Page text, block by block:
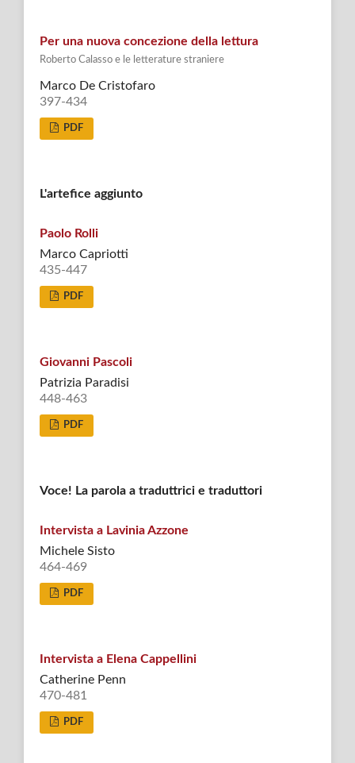
Per una nuova concezione della lettura
Roberto Calasso e le letterature straniere
Marco De Cristofaro
397-434
PDF
L'artefice aggiunto
Paolo Rolli
Marco Capriotti
435-447
PDF
Giovanni Pascoli
Patrizia Paradisi
448-463
PDF
Voce! La parola a traduttrici e traduttori
Intervista a Lavinia Azzone
Michele Sisto
464-469
PDF
Intervista a Elena Cappellini
Catherine Penn
470-481
PDF